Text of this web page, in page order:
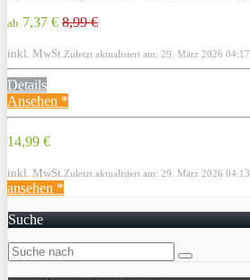
ab 7,37 € 8,99 €
inkl. MwSt. Zuletzt aktualisiert am: 29. März 2026 04:17
Details
Ansehen *
14,99 €
inkl. MwSt. Zuletzt aktualisiert am: 29. März 2026 04:13
ansehen *
Suche